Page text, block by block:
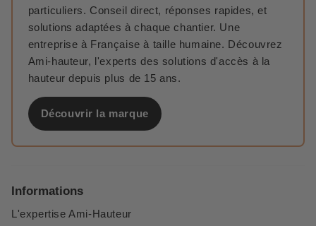
particuliers. Conseil direct, réponses rapides, et
solutions adaptées à chaque chantier. Une
entreprise à Française à taille humaine. Découvrez
Ami-hauteur, l'experts des solutions d'accès à la
hauteur depuis plus de 15 ans.
Découvrir la marque
Informations
L'expertise Ami-Hauteur